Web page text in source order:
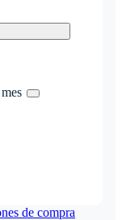
de compra